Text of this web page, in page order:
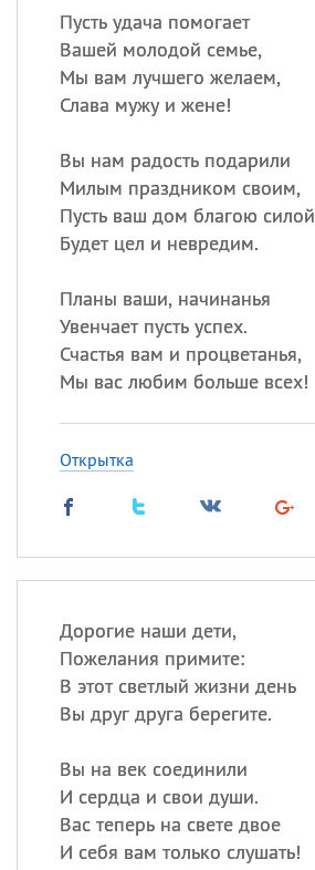
Пусть удача помогает
Вашей молодой семье,
Мы вам лучшего желаем,
Слава мужу и жене!
Вы нам радость подарили
Милым праздником своим,
Пусть ваш дом благою силой
Будет цел и невредим.
Планы ваши, начинанья
Увенчает пусть успех.
Счастья вам и процветанья,
Мы вас любим больше всех!
Открытка
Дорогие наши дети,
Пожелания примите:
В этот светлый жизни день
Вы друг друга берегите.
Вы на век соединили
И сердца и свои души.
Вас теперь на свете двое
И себя вам только слушать!